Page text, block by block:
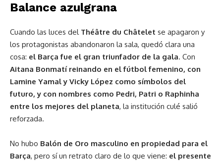
Balance azulgrana
Cuando las luces del Théâtre du Châtelet se apagaron y
los protagonistas abandonaron la sala, quedó clara una
cosa: el Barça fue el gran triunfador de la gala. Con
Aitana Bonmatí reinando en el fútbol femenino, con
Lamine Yamal y Vicky López como símbolos del
futuro, y con nombres como Pedri, Patri o Raphinha
entre los mejores del planeta, la institución culé salió
reforzada.
No hubo Balón de Oro masculino en propiedad para el
Barça, pero sí un retrato claro de lo que viene: el presente